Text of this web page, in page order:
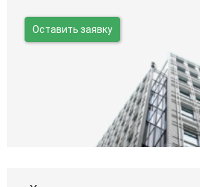
Оставить заявку